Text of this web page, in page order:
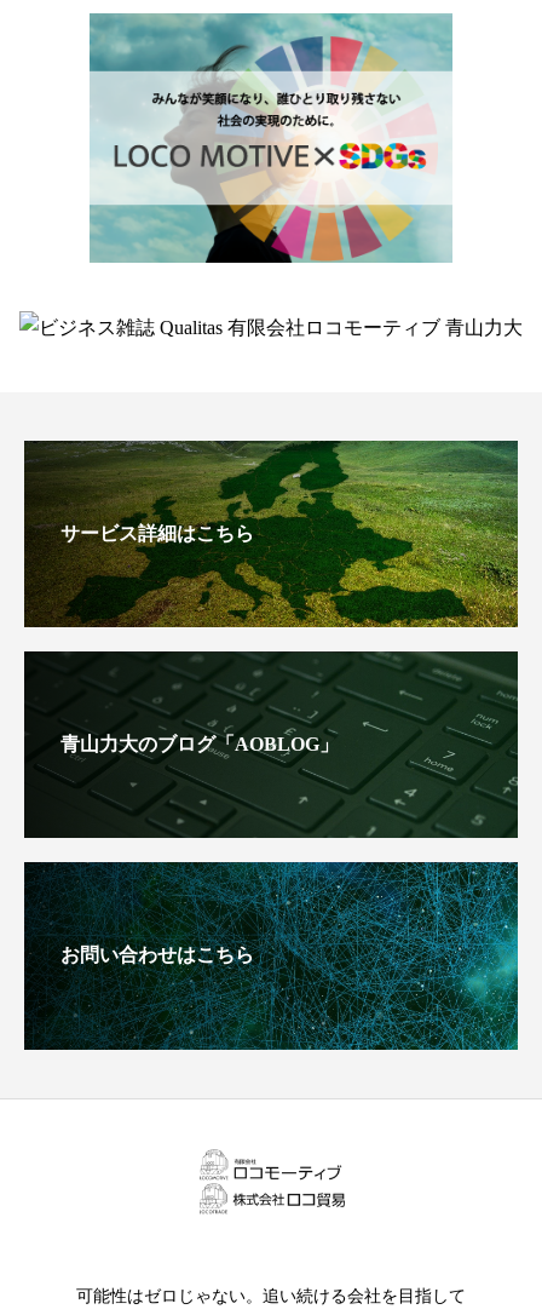
サービス詳細はこちら
青山力大のブログ「AOBLOG」
お問い合わせはこちら
可能性はゼロじゃない。追い続ける会社を目指して